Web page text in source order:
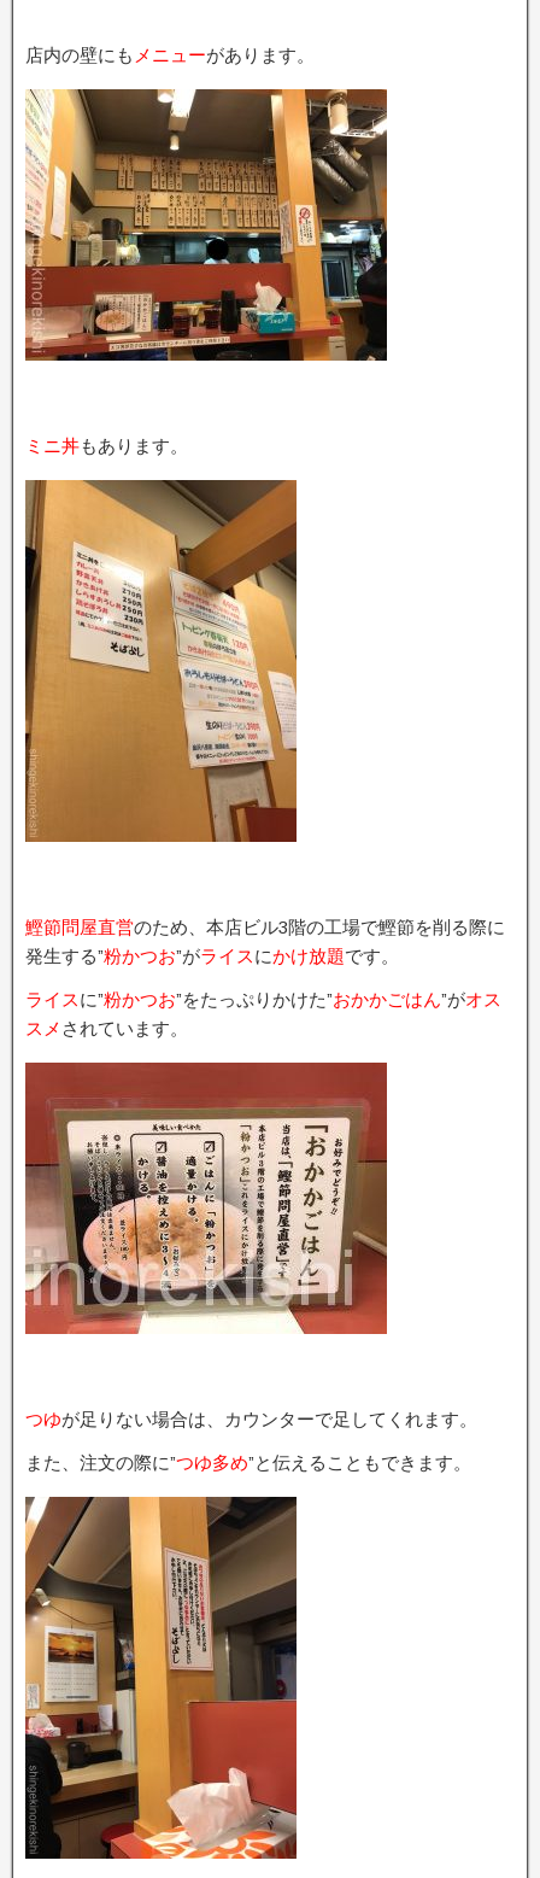
店内の壁にも メニューがあります。
ミニ丼もあります。
鰹節問屋直営のため、本店ビル3階の工場で鰹節を削る際に
発生する”粉かつお”がライスにかけ放題です。
ライスに”粉かつお”をたっぷりかけた”おかかごはん”がオス
スメ されています。
つゆが足りない場合は、カウンターで足してくれます。
また、注文の際に”つゆ多め”と伝えることもできます。